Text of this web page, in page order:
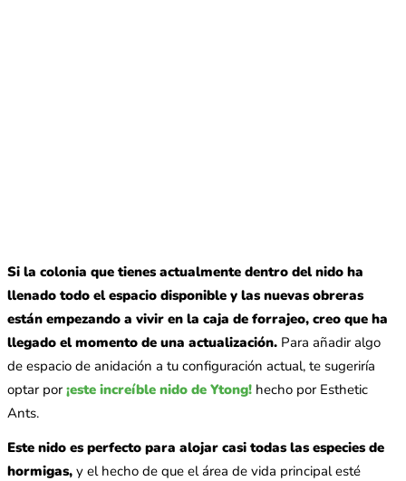
Si la colonia que tienes actualmente dentro del nido ha
llenado todo el espacio disponible y las nuevas obreras
están empezando a vivir en la caja de forrajeo, creo que ha
llegado el momento de una actualización. Para añadir algo
de espacio de anidación a tu configuración actual, te sugeriría
optar por¡este increíble nido de Ytong! hecho por Esthetic
Ants.
Este nido es perfecto para alojar casi todas las especies de
hormigas, y el hecho de que el área de vida principal esté